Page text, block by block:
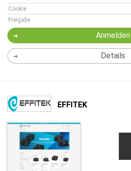
Cookie
Freigabe
Anmelden
Details
EFFITEK